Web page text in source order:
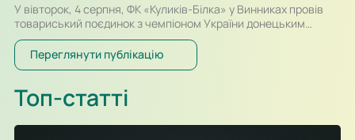
У вівторок, 4 серпня, ФК «Куликів-Білка» у Винниках провів
товариський поєдинок з чемпіоном України донецьким
«Шахтарем». Перший тайм спарингу, який відбувався у
форматі два тайми по 30-ть хвилин, проходив за переваги
гравців «Шахтаря», які більше контролювали м’яч і частіше
Олександра Караваєва м’яч потрапив у стійку воріт…
Переглянути публікацію
Топ-статті